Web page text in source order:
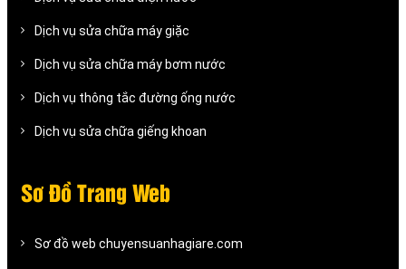
Dịch vụ sửa chữa máy giặc
Dịch vụ sửa chữa máy bơm nước
Dịch vụ thông tắc đường ống nước
Dịch vụ sửa chữa giếng khoan
Sơ Đồ Trang Web
Sơ đồ web chuyensuanhagiare.com